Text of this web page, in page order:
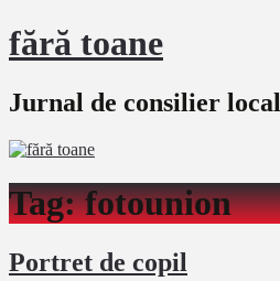
fără toane
Jurnal de consilier local
Tag:fotounion
Portret de copil